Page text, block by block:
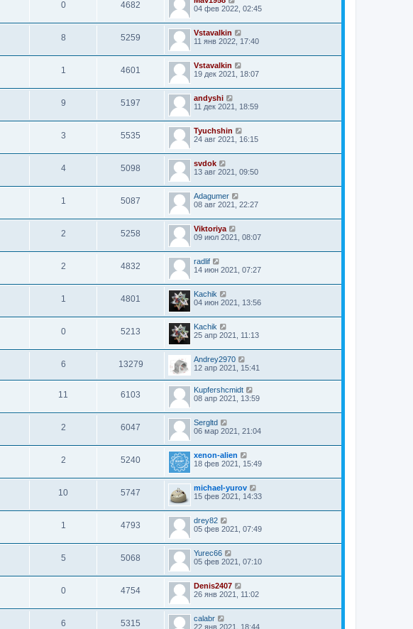
0 4682
04 фев 2022, 02:45
8 5259
Vstavalkin
11 янв 2022, 17:40
1 4601
Vstavalkin
19 дек 2021, 18:07
9 5197
andyshi
11 дек 2021, 18:59
3 5535
Tyuchshin
24 авг 2021, 16:15
4 5098
svdok
13 авг 2021, 09:50
1 5087
Adagumer
08 авг 2021, 22:27
2 5258
Viktoriya
09 июл 2021, 08:07
2 4832
radlif
14 июн 2021, 07:27
1 4801
Kachik
04 июн 2021, 13:56
0 5213
Kachik
25 апр 2021, 11:13
6 13279
Andrey2970
12 апр 2021, 15:41
11 6103
Kupfershcmidt
08 апр 2021, 13:59
2 6047
Sergltd
06 мар 2021, 21:04
2 5240
xenon-alien
18 фев 2021, 15:49
10 5747
michael-yurov
15 фев 2021, 14:33
1 4793
drey82
05 фев 2021, 07:49
5 5068
Yurec66
05 фев 2021, 07:10
0 4754
Denis2407
26 янв 2021, 11:02
6 5315
calabr
22 янв 2021, 18:44